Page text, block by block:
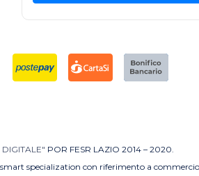
POR FESR LAZIO 2014 – 2020.
specialization con riferimento a